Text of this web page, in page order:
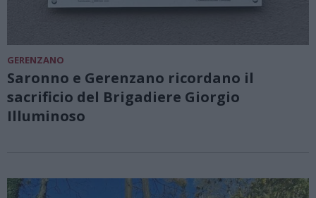
GERENZANO
Saronno e Gerenzano ricordano il
sacrificio del Brigadiere Giorgio
Illuminoso